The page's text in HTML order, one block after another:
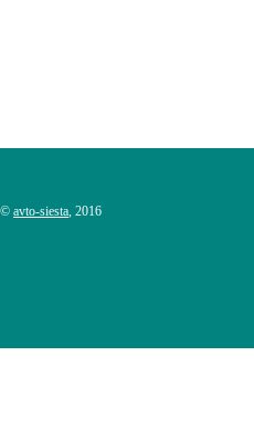
© avto-siesta, 2016